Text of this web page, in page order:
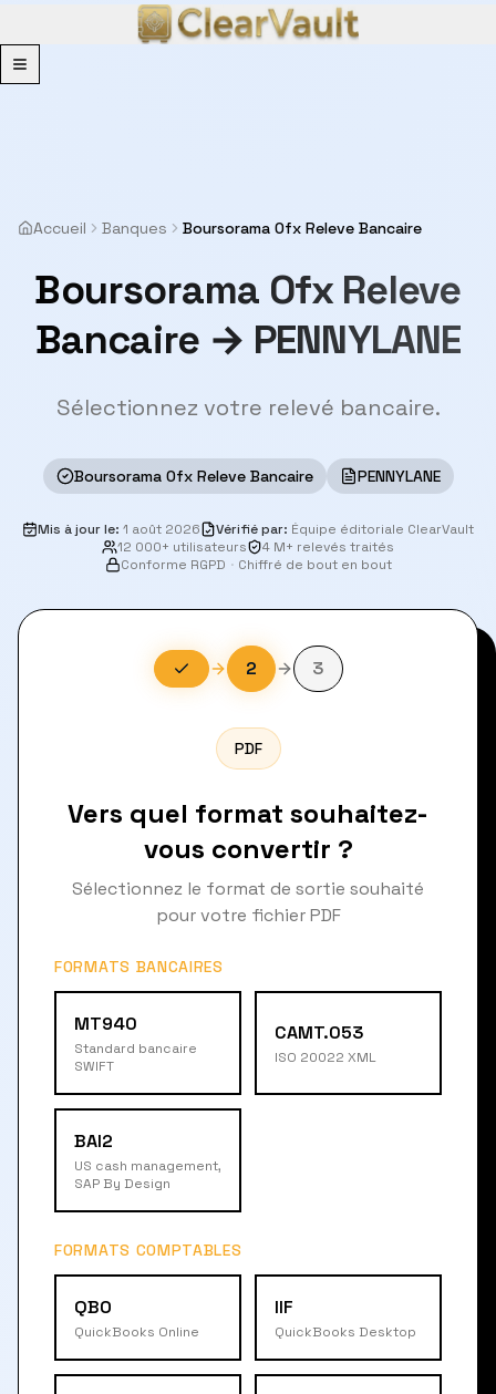
Menu
Accueil Banques Boursorama Ofx Releve Bancaire
Boursorama Ofx Releve
Bancaire → PENNYLANE
Sélectionnez votre relevé bancaire.
Boursorama Ofx Releve Bancaire PENNYLANE
Mis à jour le: 1 août 2026 Vérifié par: Équipe éditoriale ClearVault
12 000+ utilisateurs
4 M+ relevés traités
Conforme RGPD · Chiffré de bout en bout
2 3
PDF
Vers quel format souhaitez-
vous convertir ?
Sélectionnez le format de sortie souhaité
pour votre fichier PDF
FORMATS BANCAIRES
MT940
Standard bancaire
SWIFT
CAMT.053
ISO 20022 XML
BAI2
US cash management,
SAP By Design
FORMATS COMPTABLES
QBO
QuickBooks Online
IIF
QuickBooks Desktop